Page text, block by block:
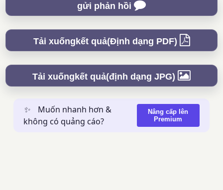
gửi phản hồi
Tải xuốngkết quả(Định dạng PDF)
Tải xuốngkết quả(định dạng JPG)
✨
Muốn nhanh hơn &
không có quảng cáo?
Nâng cấp lên
Premium